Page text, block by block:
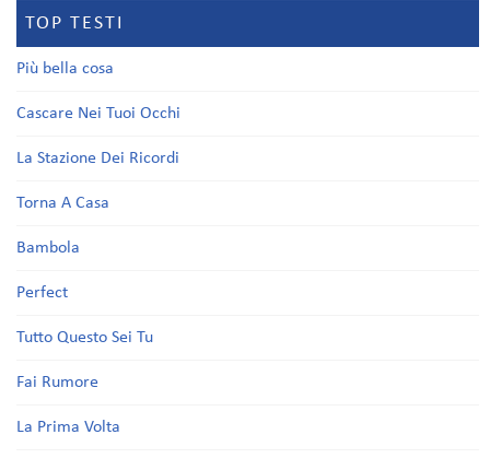
TOP TESTI
Più bella cosa
Cascare Nei Tuoi Occhi
La Stazione Dei Ricordi
Torna A Casa
Bambola
Perfect
Tutto Questo Sei Tu
Fai Rumore
La Prima Volta